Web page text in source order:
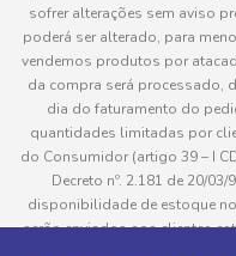
sofrer alterações sem aviso
poderá ser alterado, para
vendemos produtos por
da compra será processado,
dia do faturamento do
quantidades limitadas por
do Consumidor (artigo 39 – I
Decreto nº. 2.181 de 20/
disponibilidade de estoque
serão enviados aos clientes